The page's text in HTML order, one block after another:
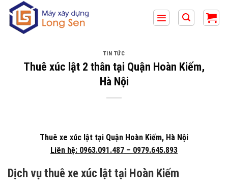
qua
TIN TỨC
Thuê xúc lật 2 thân tại Quận Hoàn Kiếm,
Hà Nội
Thuê xe xúc lật tại Quận Hoàn Kiếm, Hà Nội
Liên hệ: 0963.091.487 – 0979.645.893
Dịch vụ thuê xe xúc lật tại Hoàn Kiếm